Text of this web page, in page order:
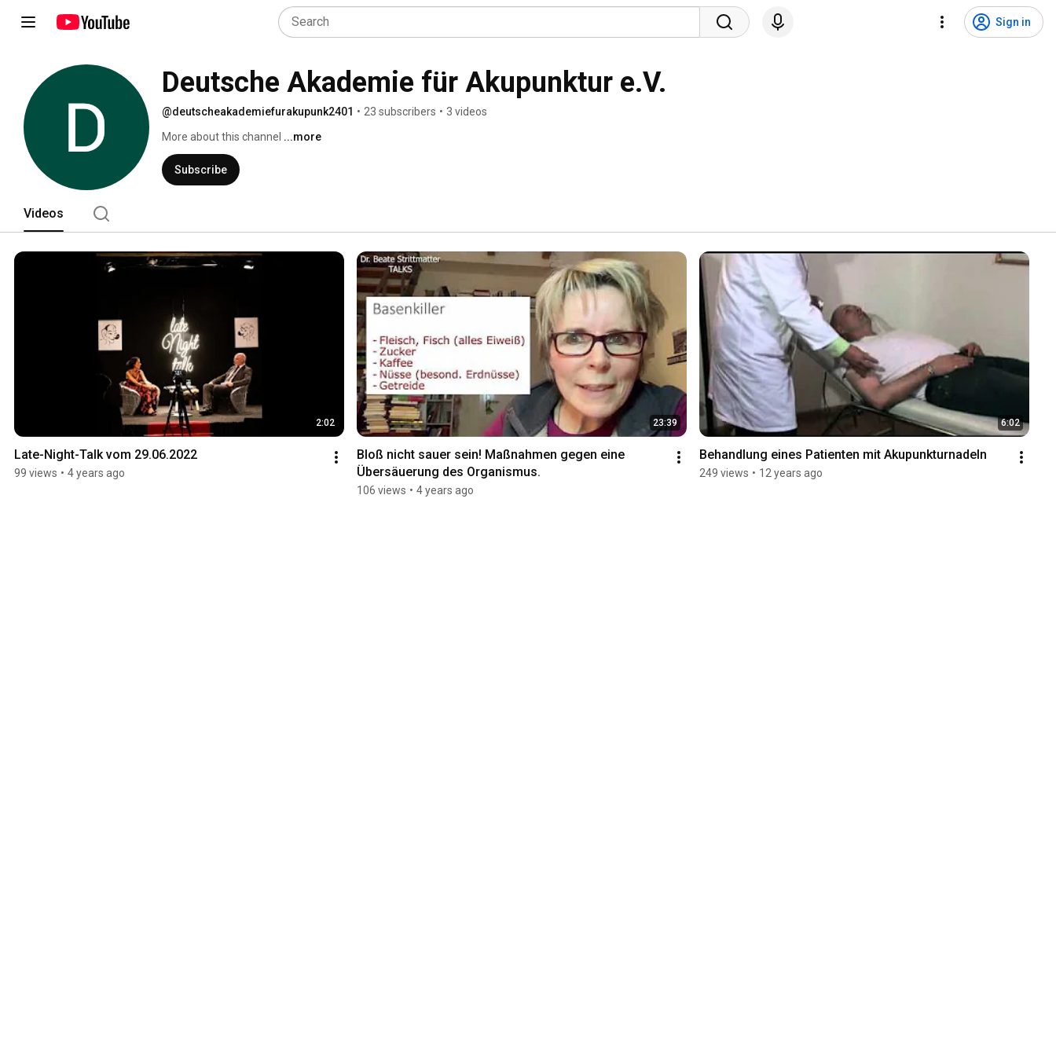
Sign in
Deutsche Akademie für Akupunktur e.V.
@deutscheakademiefurakupunk2401 • 23 subscribers • 3 videos
More about this channel ...more
Subscribe
Videos
2:02
Late-Night-Talk vom 29.06.2022
99 views • 4 years ago
23:39
Bloß nicht sauer sein! Maßnahmen gegen eine
Übersäuerung des Organismus.
106 views • 4 years ago
6:02
Behandlung eines Patienten mit Akupunkturnadeln
249 views • 12 years ago